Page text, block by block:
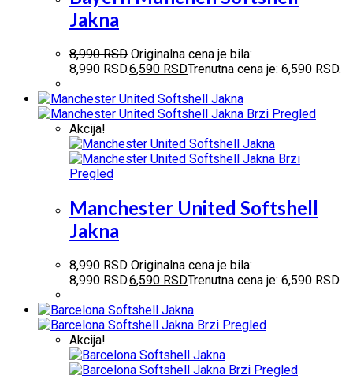
Jakna
8,990RSD Originalna cena je bila:
8,990 RSD.6,590 RSDTrenutna cena je: 6,590 RSD.
Brzi Pregled
Akcija!
Brzi
Pregled
Manchester United Softshell
Jakna
8,990RSD Originalna cena je bila:
8,990 RSD.6,590 RSDTrenutna cena je: 6,590 RSD.
Brzi Pregled
Akcija!
Brzi Pregled